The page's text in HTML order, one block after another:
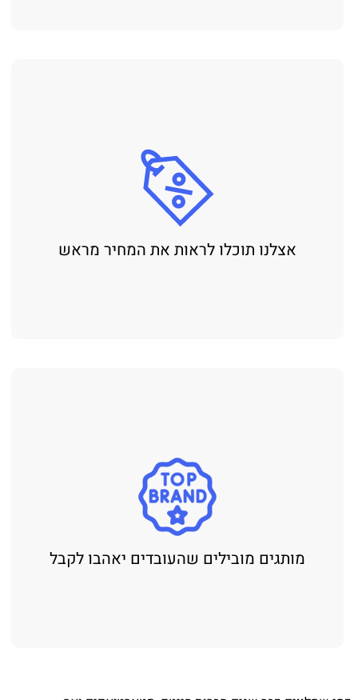
אצלנו תוכלו לראות את המחיר מראש
מותגים מובילים שהעובדים יאהבו לקבל